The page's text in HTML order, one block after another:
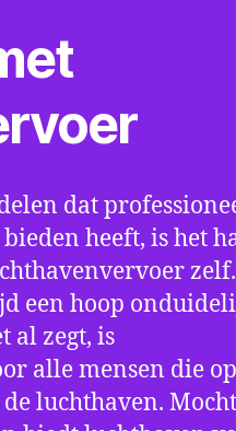
dat
heeft, is het
een hoop
al zegt, is
alle mensen die
luchthaven.